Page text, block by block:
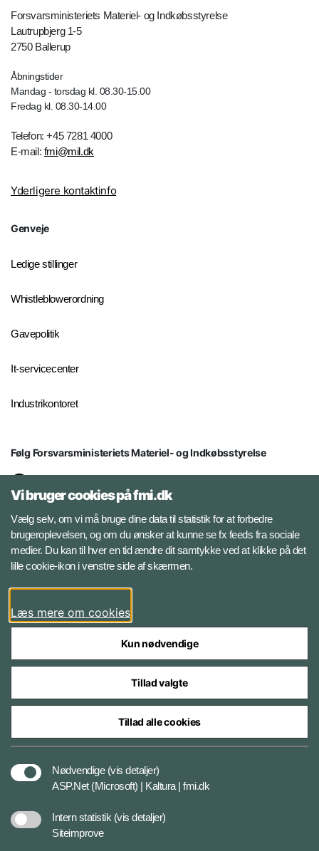
Forsvarsministeriets Materiel- og Indkøbsstyrelse
Lautrupbjerg 1-5
2750 Ballerup
Åbningstider
Mandag - torsdag kl. 08.30-15.00
Fredag kl. 08.30-14.00
Telefon: +45 7281 4000
E-mail: fmi@mil.dk
Yderligere kontaktinfo
Genveje
Ledige stillinger
Whistleblowerordning
Gavepolitik
It-servicecenter
Industrikontoret
Følg Forsvarsministeriets Materiel- og Indkøbsstyrelse
Facebook
Instagram
YouTube
Styrelser og myndigheder under Forsvarsministeriet
Vi bruger cookies på fmi.dk
Vælg selv, om vi må bruge dine data til statistik for at forbedre
brugeroplevelsen, og om du ønsker at kunne se fx feeds fra sociale
medier. Du kan til hver en tid ændre dit samtykke ved at klikke på det
lille cookie-ikon i venstre side af skærmen.
Læs mere om cookies
Kun nødvendige
Tillad valgte
Tillad alle cookies
Nødvendige (vis detaljer)
ASP.Net (Microsoft) | Kaltura | fmi.dk
Intern statistik (vis detaljer)
Siteimprove